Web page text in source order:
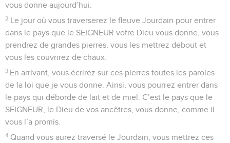
vous donne aujourd’hui.
2 Le jour où vous traverserez le fleuve Jourdain pour entrer
dans le pays que le SEIGNEUR votre Dieu vous donne, vous
prendrez de grandes pierres, vous les mettrez debout et
vous les couvrirez de chaux.
3 En arrivant, vous écrirez sur ces pierres toutes les paroles
de la loi que je vous donne. Ainsi, vous pourrez entrer dans
le pays qui déborde de lait et de miel. C’est le pays que le
SEIGNEUR, le Dieu de vos ancêtres, vous donne, comme il
vous l’a promis.
4 Quand vous aurez traversé le Jourdain, vous mettrez ces